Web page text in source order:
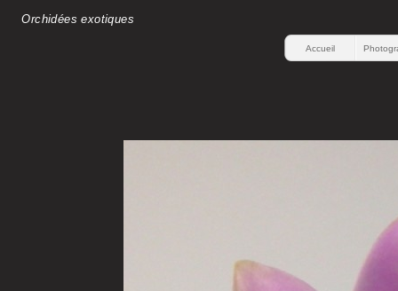
Orchidées exotiques
Accueil